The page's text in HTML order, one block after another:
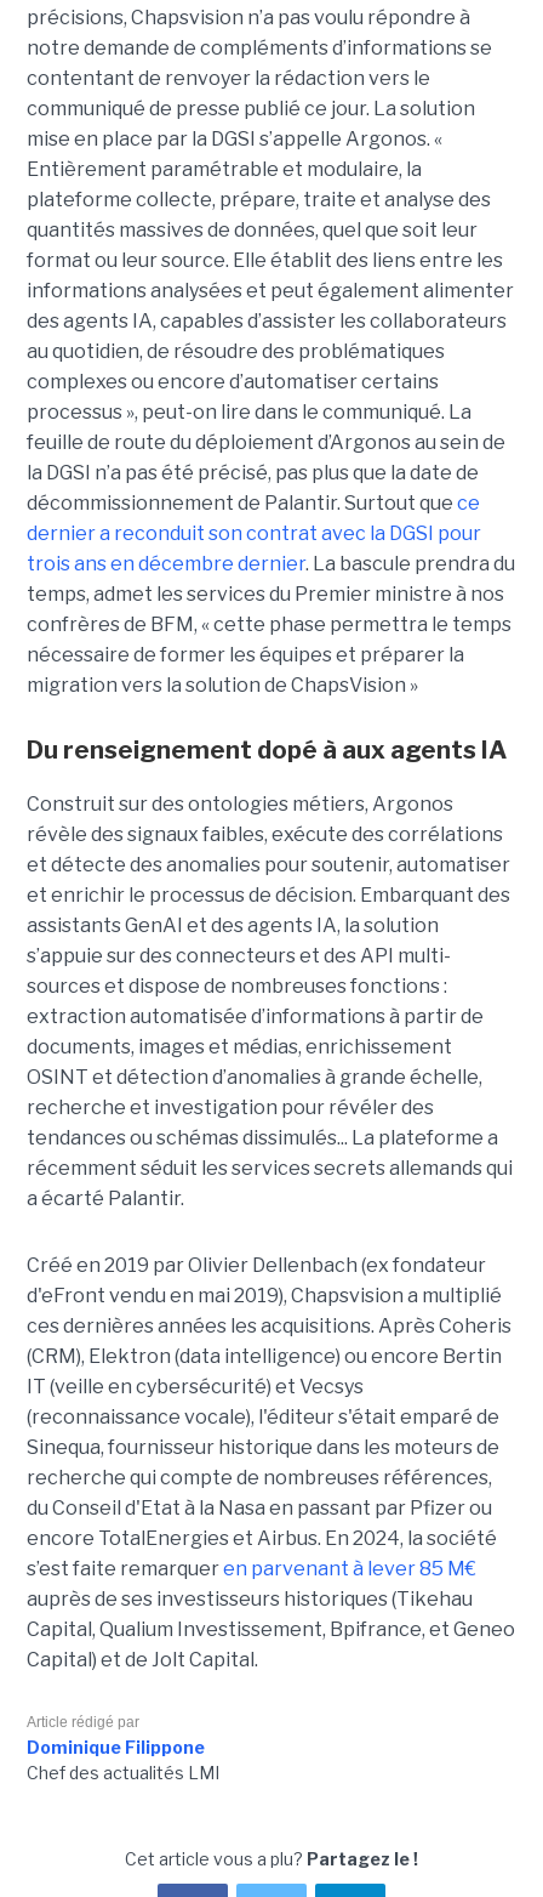
précisions, Chapsvision n’a pas voulu répondre à
notre demande de compléments d’informations se
contentant de renvoyer la rédaction vers le
communiqué de presse publié ce jour. La solution
mise en place par la DGSI s’appelle Argonos. «
Entièrement paramétrable et modulaire, la
plateforme collecte, prépare, traite et analyse des
quantités massives de données, quel que soit leur
format ou leur source. Elle établit des liens entre les
informations analysées et peut également alimenter
des agents IA, capables d’assister les collaborateurs
au quotidien, de résoudre des problématiques
complexes ou encore d’automatiser certains
processus », peut-on lire dans le communiqué. La
feuille de route du déploiement d’Argonos au sein de
la DGSI n’a pas été précisé, pas plus que la date de
décommissionnement de Palantir. Surtout que ce
dernier a reconduit son contrat avec la DGSI pour
trois ans en décembre dernier. La bascule prendra du
temps, admet les services du Premier ministre à nos
confrères de BFM, « cette phase permettra le temps
nécessaire de former les équipes et préparer la
migration vers la solution de ChapsVision »
Du renseignement dopé à aux agents IA
Construit sur des ontologies métiers, Argonos
révèle des signaux faibles, exécute des corrélations
et détecte des anomalies pour soutenir, automatiser
et enrichir le processus de décision. Embarquant des
assistants GenAI et des agents IA, la solution
s’appuie sur des connecteurs et des API multi-
sources et dispose de nombreuses fonctions :
extraction automatisée d’informations à partir de
documents, images et médias, enrichissement
OSINT et détection d’anomalies à grande échelle,
recherche et investigation pour révéler des
tendances ou schémas dissimulés... La plateforme a
récemment séduit les services secrets allemands qui
a écarté Palantir.
Créé en 2019 par Olivier Dellenbach (ex fondateur
d'eFront vendu en mai 2019), Chapsvision a multiplié
ces dernières années les acquisitions. Après Coheris
(CRM), Elektron (data intelligence) ou encore Bertin
IT (veille en cybersécurité) et Vecsys
(reconnaissance vocale), l'éditeur s'était emparé de
Sinequa, fournisseur historique dans les moteurs de
recherche qui compte de nombreuses références,
du Conseil d'Etat à la Nasa en passant par Pfizer ou
encore TotalEnergies et Airbus. En 2024, la société
s’est faite remarqueren parvenant à lever 85 M€
auprès de ses investisseurs historiques (Tikehau
Capital, Qualium Investissement, Bpifrance, et Geneo
Capital) et de Jolt Capital.
Article rédigé par
Dominique Filippone
Chef des actualités LMI
Cet article vous a plu? Partagez le !